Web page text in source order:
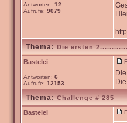
Antworten: 12
Aufrufe: 9079
Thema:Die ersten
Bastelei
Antworten: 6
Aufrufe: 12153
Thema:Challenge # 285
Bastelei